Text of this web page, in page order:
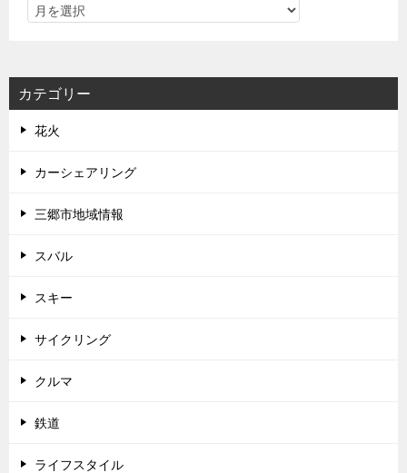
カテゴリー
花火
カーシェアリング
三郷市地域情報
スバル
スキー
サイクリング
クルマ
鉄道
ライフスタイル